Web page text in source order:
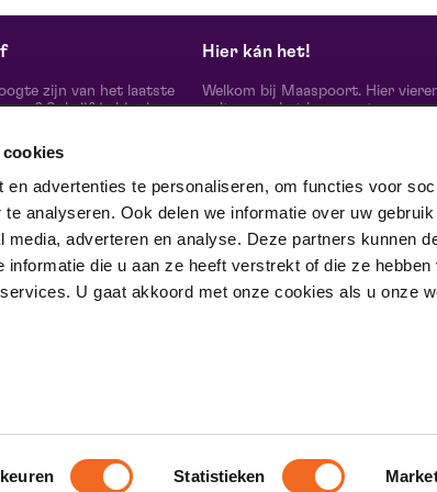
advertenties te personaliseren, om functies voor
analyseren. Ook delen we informatie over uw
adverteren en analyse. Deze partners kunnen
informatie die u aan ze heeft verstrekt of die ze hebben
U gaat akkoord met onze cookies als u onze
Statistieken
zijn van het laatste
Schrijf je hier in
je in
Hier kán het!
Welkom bij Maaspoort. Hier
cultuur en het leven met een
echte verschil maak je samen’.
Winnaar van de Red Dot Award
& Communication Design 2024
categorie Corporate Design &